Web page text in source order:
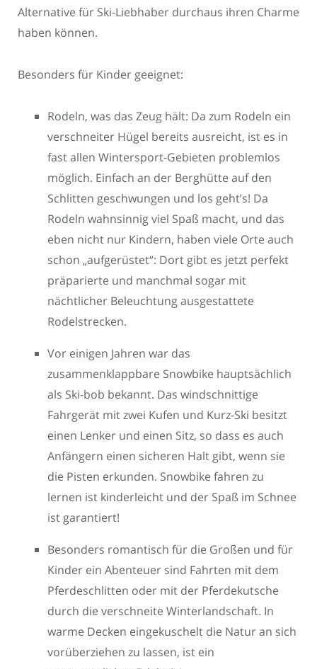
Alternative für Ski-Liebhaber durchaus ihren Charme
haben können.
Besonders für Kinder geeignet:
Rodeln, was das Zeug hält: Da zum Rodeln ein
verschneiter Hügel bereits ausreicht, ist es in
fast allen Wintersport-Gebieten problemlos
möglich. Einfach an der Berghütte auf den
Schlitten geschwungen und los geht’s! Da
Rodeln wahnsinnig viel Spaß macht, und das
eben nicht nur Kindern, haben viele Orte auch
schon „aufgerüstet“: Dort gibt es jetzt perfekt
präparierte und manchmal sogar mit
nächtlicher Beleuchtung ausgestattete
Rodelstrecken.
Vor einigen Jahren war das
zusammenklappbare Snowbike hauptsächlich
als Ski-bob bekannt. Das windschnittige
Fahrgerät mit zwei Kufen und Kurz-Ski besitzt
einen Lenker und einen Sitz, so dass es auch
Anfängern einen sicheren Halt gibt, wenn sie
die Pisten erkunden. Snowbike fahren zu
lernen ist kinderleicht und der Spaß im Schnee
ist garantiert!
Besonders romantisch für die Großen und für
Kinder ein Abenteuer sind Fahrten mit dem
Pferdeschlitten oder mit der Pferdekutsche
durch die verschneite Winterlandschaft. In
warme Decken eingekuschelt die Natur an sich
vorüberziehen zu lassen, ist ein